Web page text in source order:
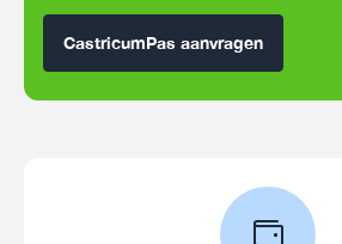
CastricumPas aanvragen